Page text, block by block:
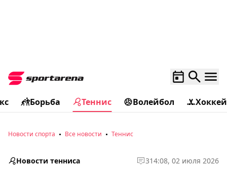
Борьба Теннис Волейбол Хоккей
Новости спорта Все новости Теннис
Новости тенниса 314:08, 02 июля 2026